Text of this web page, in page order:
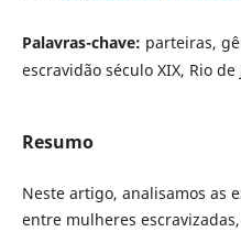
Palavras-chave: parteiras,
escravidão século XIX, Rio de
Resumo
Neste artigo, analisamos as
entre mulheres